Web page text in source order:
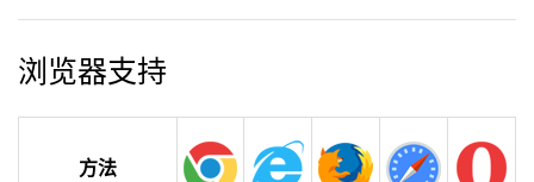
浏览器支持
方法